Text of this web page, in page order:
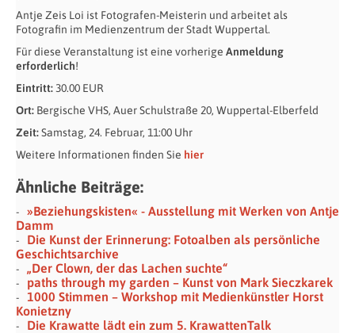
Antje Zeis Loi ist Fotografen-Meisterin und arbeitet als
Fotografin im Medienzentrum der Stadt Wuppertal.
Für diese Veranstaltung ist eine vorherige Anmeldung
erforderlich!
Eintritt: 30.00 EUR
Ort: Bergische VHS, Auer Schulstraße 20, Wuppertal-Elberfeld
Zeit:Samstag, 24. Februar, 11:00 Uhr
Weitere Informationen finden Sie hier
Ähnliche Beiträge:
»Beziehungskisten« - Ausstellung mit Werken von Antje
Damm
Die Kunst der Erinnerung: Fotoalben als persönliche
Geschichtsarchive
„Der Clown, der das Lachen suchte“
paths through my garden – Kunst von Mark Sieczkarek
1000 Stimmen – Workshop mit Medienkünstler Horst
Konietzny
Die Krawatte lädt ein zum 5. KrawattenTalk